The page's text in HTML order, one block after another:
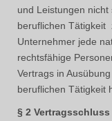
und Leistungen
beruflichen Tätigkeit
Unternehmer jede
rechtsfähige
Vertrags in
beruflichen Tätigkeit
§ 2 Vertragsschluss